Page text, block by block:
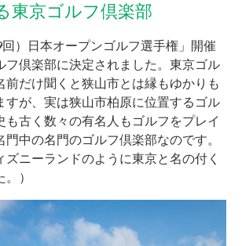
東京ゴルフ倶楽部
回）日本オープンゴルフ選手権」開催
フ倶楽部に決定されました。東京ゴル
前だけ聞くと狭山市とは縁もゆかりも
すが、実は狭山市柏原に位置するゴル
も古く数々の有名人もゴルフをプレイ
門中の名門のゴルフ倶楽部なのです。
ズニーランドのように東京と名の付く
）